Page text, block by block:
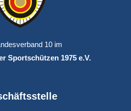
10 im
Sportschützen 1975 e.V.